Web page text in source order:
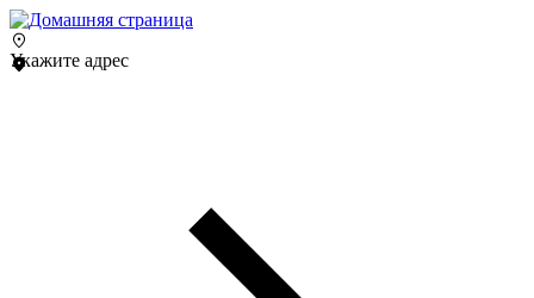
Укажите адрес